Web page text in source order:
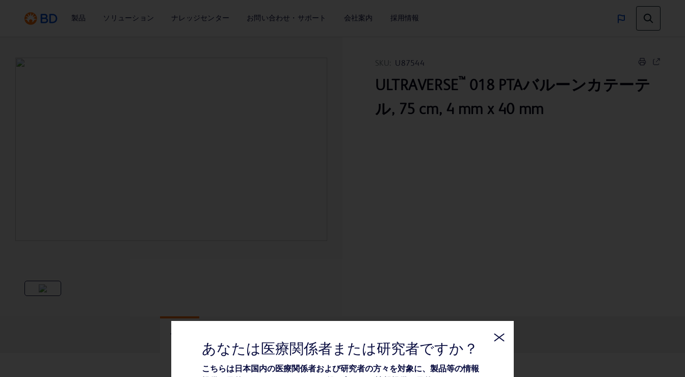
製品 ソリューション ナレッジセンター お問い合わせ・サポート 会社案内 採用情報
SKU: U87544
ULTRAVERSE™ 018 PTAバルーンカテーテ
ル, 75 cm, 4 mm x 40 mm
仕様 関連情報
あなたは医療関係者または研究者ですか？
こちらは日本国内の医療関係者および研究者の方々を対象に、製品等の情報